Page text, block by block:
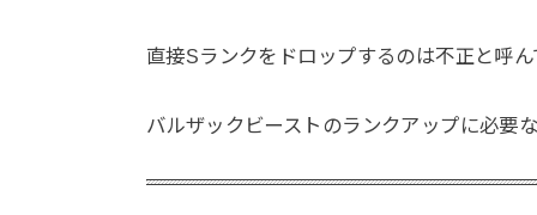
直接Sランクをドロップするのは不正と呼
バルザックビーストのランクアップに必要